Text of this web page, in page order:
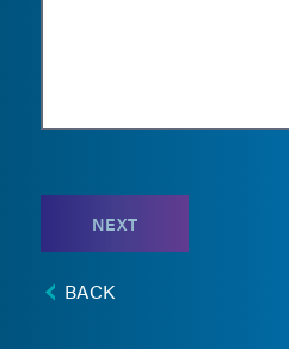
NEXT
BACK